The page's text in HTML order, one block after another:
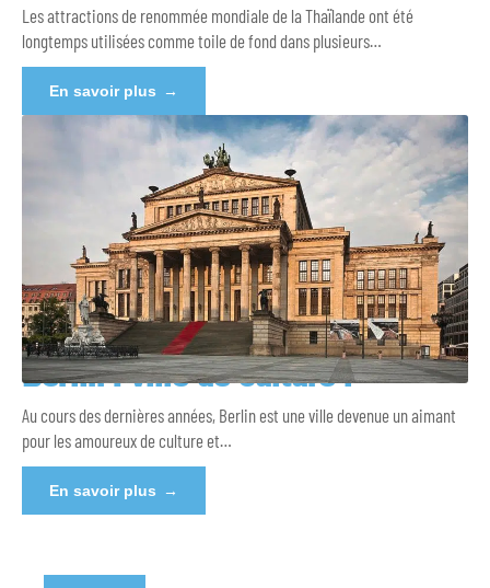
Les attractions de renommée mondiale de la Thaïlande ont été
longtemps utilisées comme toile de fond dans plusieurs…
En savoir plus
Berlin : ville de culture !
Au cours des dernières années, Berlin est une ville devenue un aimant
pour les amoureux de culture et…
En savoir plus